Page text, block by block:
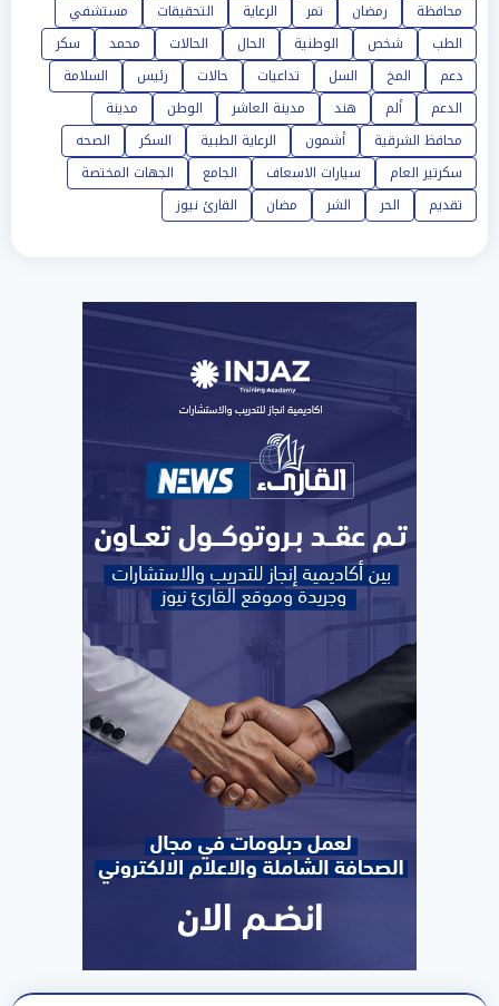
محافظة
رمضان تمر الرعاية التحقيقات
مستشفي
الطب
شخص الوطنية الحال الحالات محمد
سكر
دعم
المخ السل تداعيات حالات رئيس
السلامة
الدعم
ألم هند مدينة العاشر الوطن
مدينة
محافظ الشرقية
أشمون الرعاية الطبية السكر
الصحه
سكرتير العام
سيارات الاسعاف الجامع
الجهات المختصة
تقديم
الحر الشر مضان القارئ نيوز